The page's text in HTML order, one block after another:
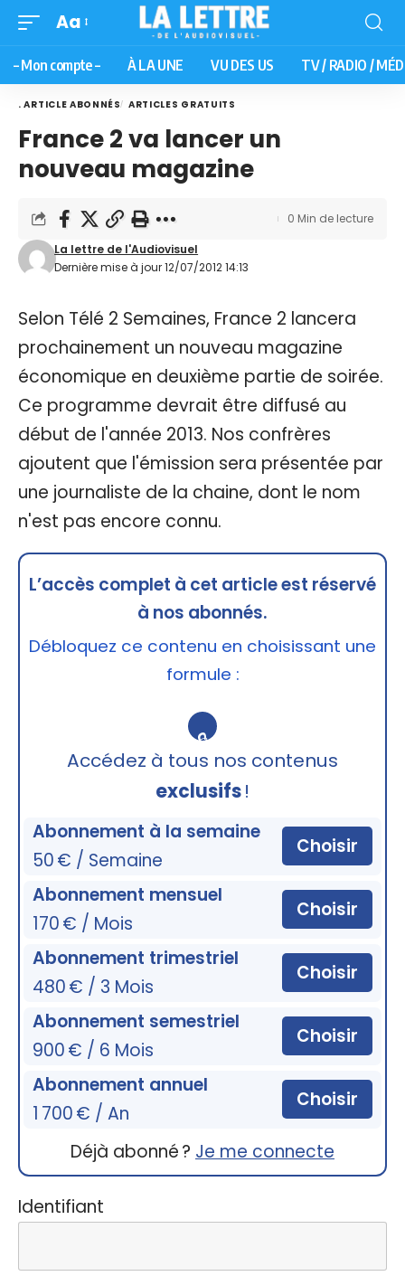
Aa
– Mon compte – À LA UNE VU DES US TV / RADIO /
. ARTICLE ABONNÉS ARTICLES GRATUITS
France 2 va lancer un
nouveau magazine
Dernière mise à jour 12/07/2012 14:13
La lettre de l'Audiovisuel
0 Min de lecture
Selon Télé 2 Semaines, France 2 lancera
prochainement un nouveau magazine
économique en deuxième partie de soirée.
Ce programme devrait être diffusé au
début de l'année 2013. Nos confrères
ajoutent que l'émission sera présentée par
une journaliste de la chaine, dont le nom
n'est pas encore connu.
L’accès complet à cet article est réservé
à nos abonnés.
Débloquez ce contenu en choisissant une
formule :
🔒
Accédez à tous nos contenus
exclusifs!
Abonnement à la semaine
50 € / Semaine
Choisir
Abonnement mensuel
170 € / Mois
Choisir
Abonnement trimestriel
480 € / 3 Mois
Choisir
Abonnement semestriel
900 € / 6 Mois
Choisir
Abonnement annuel
1 700 € / An
Choisir
Déjà abonné ? Je me connecte
Identifiant